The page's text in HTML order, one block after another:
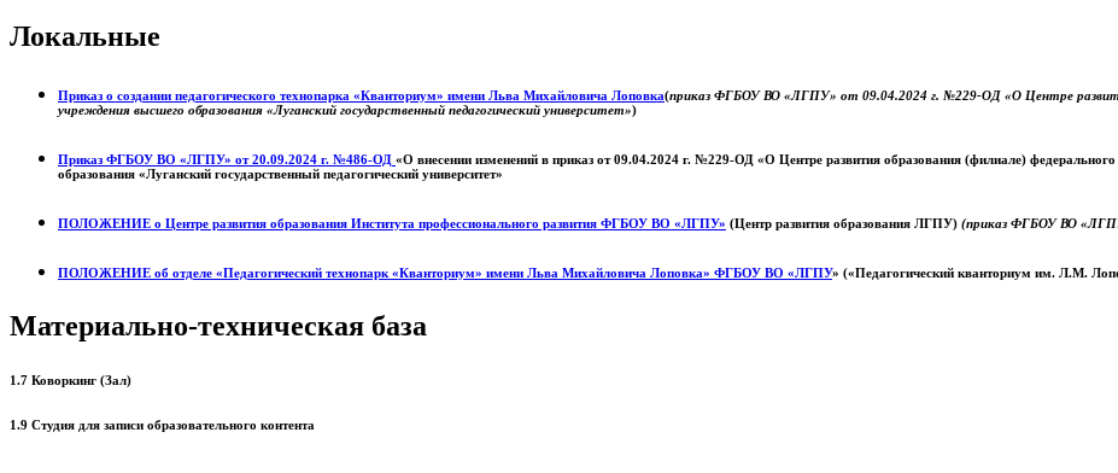
Локальные
Приказ о создании педагогического технопарка «Кванториум» имени Льва Михайловича Лоповка(приказ ФГБОУ ВО «ЛГПУ» от 09.04.2024 г. №229-ОД «О Центре развития
учреждения высшего образования «Луганский государственный педагогический университет»)
Приказ ФГБОУ ВО «ЛГПУ» от 20.09.2024 г. №486-ОД «О внесении изменений в приказ от 09.04.2024 г. №229-ОД «О Центре развития образования (филиале) федерального
образования «Луганский государственный педагогический университет»
ПОЛОЖЕНИЕ о Центре развития образования Института профессионального развития ФГБОУ ВО «ЛГПУ» (Центр развития образования ЛГПУ) (приказ ФГБОУ ВО
ПОЛОЖЕНИЕ об отделе «Педагогический технопарк «Кванториум» имени Льва Михайловича Лоповка» ФГБОУ ВО «ЛГПУ» («Педагогический кванториум им. Л.М.
Материально-техническая база
1.7 Коворкинг (Зал)
1.9 Студия для записи образовательного контента